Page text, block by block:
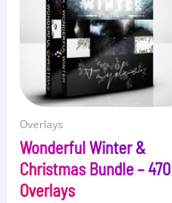
Overlays
Wonderful Winter &
Christmas Bundle – 470
Overlays